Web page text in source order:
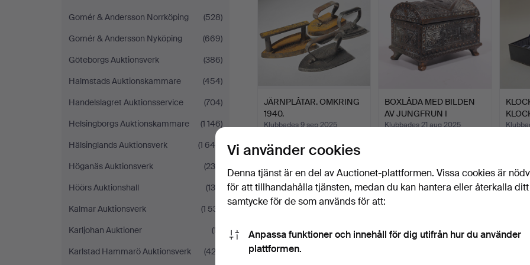
Gomér & Andersson Norrköping
(528)
Gomér & Andersson Nyköping
(669)
Göteborgs Auktionsverk
(386)
Halmstads Auktionskammare
(454)
Handelslagret Auktionsservice
(704)
Helsingborgs Auktionskammare
(1 146)
Hälsinglands Auktionsverk
(1 644)
Höganäs Auktionsverk
(235)
Höörs Auktionshall
(130)
Kalmar Auktionsverk
(1 531)
Karljohan Auktioner
(17)
Karlstad Hammarö Auktionsverk
(422)
JÄRNPLÅTAR. OMKRING
1940.
Klubbades 9 sep 2025
35 USD
BOXLÅDA MED BILDEN
AV JUNGFRUN I
MONTSERRA…
Klubbades 21 aug 2025
Vi använder cookies
Denna tjänst är en del av Auctionet-plattformen. Vissa cookies är
för att tillhandahålla tjänsten, medan du kan hantera eller återkalla ditt
samtycke för de som används för att:
Anpassa funktioner och innehåll för dig utifrån hur du använder
plattformen.